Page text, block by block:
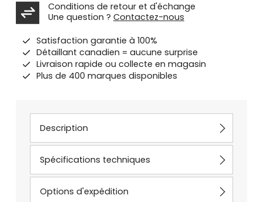
Conditions de retour et d'échange
Une question ? Contactez-nous
Satisfaction garantie à 100%
Détaillant canadien = aucune surprise
Livraison rapide ou collecte en magasin
Plus de 400 marques disponibles
Description
Spécifications techniques
Options d'expédition